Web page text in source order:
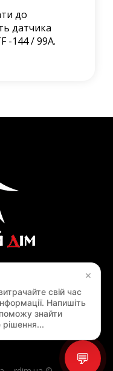
до
датчика
-144 / 99А.
АКЦІЇ
💬
свій час
Напишіть
знайти
рішення...
×